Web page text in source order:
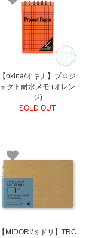
【okina/オキナ】プロジ
ェクト耐水メモ (オレン
ジ)
SOLD OUT
【MIDORI/ミドリ】TRC